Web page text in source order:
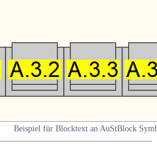
Beispiel für Blocktext an AuStBlock